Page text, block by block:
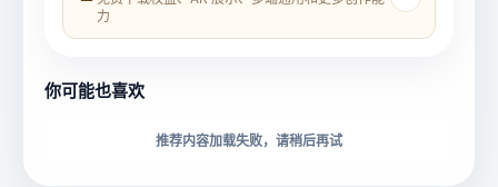
材质贴图
力
你可能也喜欢
推荐内容加载失败，请稍后再试